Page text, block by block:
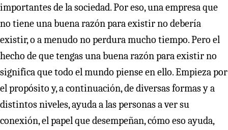
importantes de la sociedad. Por eso, una empresa que
no tiene una buena razón para existir no debería
existir, o a menudo no perdura mucho tiempo. Pero el
hecho de que tengas una buena razón para existir no
significa que todo el mundo piense en ello. Empieza por
el propósito y, a continuación, de diversas formas y a
distintos niveles, ayuda a las personas a ver su
conexión, el papel que desempeñan, cómo eso ayuda,